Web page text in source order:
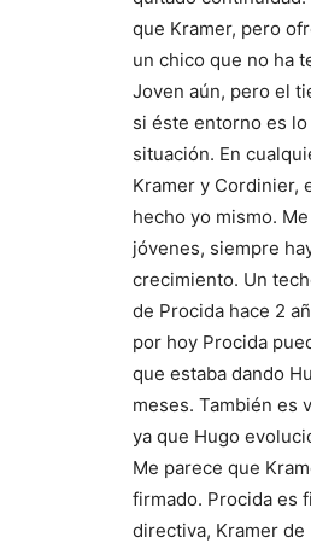
que Kramer, pero
un chico que no ha
Joven aún, pero el
si éste entorno es
situación. En
Kramer y Cordinier,
hecho yo mismo.
jóvenes, siempre
crecimiento. Un
de Procida hace 2
por hoy Procida
que estaba dando
meses. También es
ya que Hugo
Me parece que
firmado. Procida es
directiva, Kramer